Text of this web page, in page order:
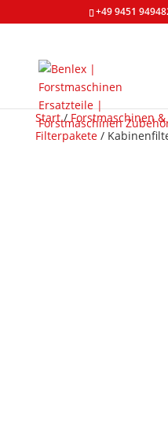
+49 9451
Start/Forstmaschinen
Filterpakete/